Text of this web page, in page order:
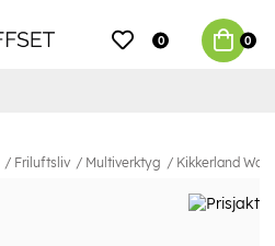
0 0
Friluftsliv Multiverktyg Kikkerland